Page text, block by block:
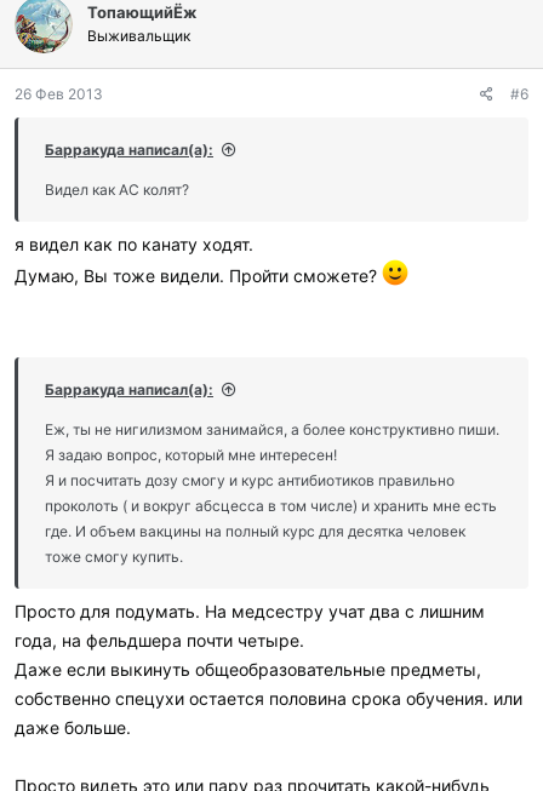
а
г
о
а
и
и
ТопающийЁж
Выживальщик
26 Фев 2013 #6
Барракуда написал(а):
Видел как АС колят?
я видел как по канату ходят.
Думаю, Вы тоже видели. Пройти сможете?
Барракуда написал(а):
Еж, ты не нигилизмом занимайся, а более конструктивно пиши.
Я задаю вопрос, который мне интересен!
Я и посчитать дозу смогу и курс антибиотиков правильно
проколоть ( и вокруг абсцесса в том числе) и хранить мне есть
где. И объем вакцины на полный курс для десятка человек
тоже смогу купить.
Просто для подумать. На медсестру учат два с лишним
года, на фельдшера почти четыре.
Даже если выкинуть общеобразовательные предметы,
собственно спецухи остается половина срока обучения. или
даже больше.
Просто видеть это или пару раз прочитать какой-нибудь